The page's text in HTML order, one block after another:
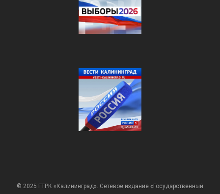
© 2025 ГТРК «Калининград». Сетевое издание «Государственный